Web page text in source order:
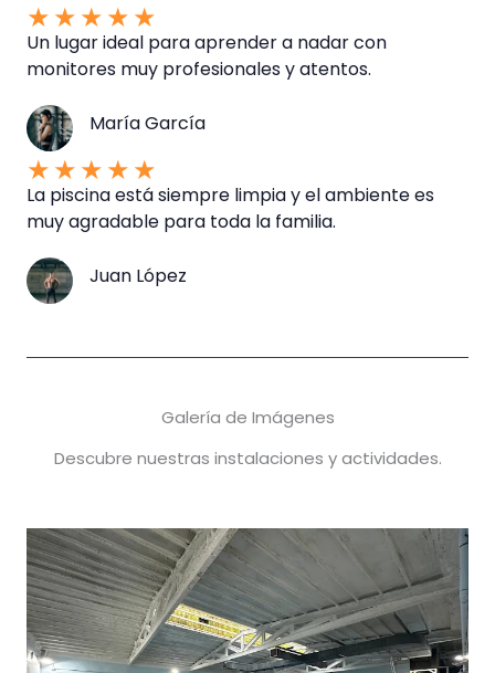
★★★★★
Un lugar ideal para aprender a nadar con
monitores muy profesionales y atentos.
María García
★★★★★
La piscina está siempre limpia y el ambiente es
muy agradable para toda la familia.
Juan López
Galería de Imágenes
Descubre nuestras instalaciones y actividades.